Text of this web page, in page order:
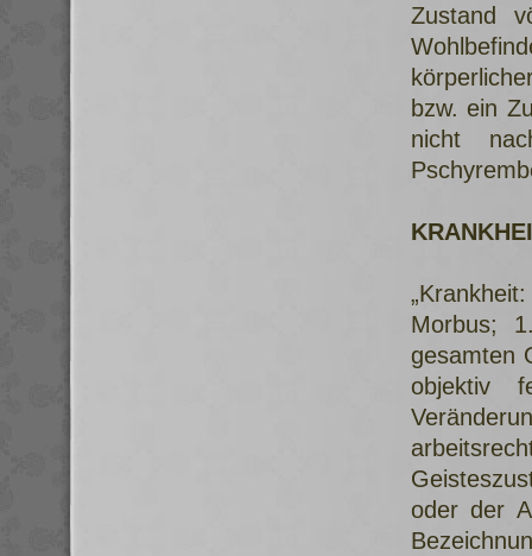
Zustand
bzw. ein
nicht
Morbus;
gesamten
objektiv
oder der